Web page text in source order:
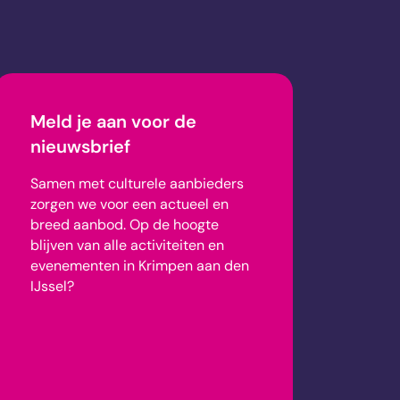
Meld je aan voor de
nieuwsbrief
Samen met culturele aanbieders
zorgen we voor een actueel en
breed aanbod.Op de hoogte
blijven van alle activiteiten en
evenementen in Krimpen aan den
IJssel?